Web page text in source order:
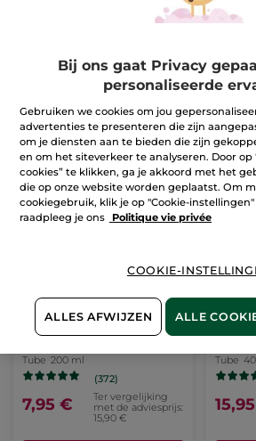
Verzorgingscrème -
(649)
Ter vergelijking
met de
IN
WINKELMANDJE
Sur
Parfum
-50%
Herstellende Aftersun
Tube 200 ml
(372)
7,95 €
Ter vergelijking
met de adviesprijs:
15,90 €
Anti-
50
Tube
Bij ons gaat Privacy
personaliseerde
Gebruiken we cookies om jou
advertenties te presenteren die zijn
om je diensten aan te bieden die zijn
en om het siteverkeer te analyseren. Door op
cookies” te klikken, ga je akkoord met het
die op onze website worden geplaatst. Om
cookiegebruik, klik je op "Cookie-
raadpleeg je ons
Politique vie privée
COOKIE-
ALLES AFWIJZEN ALLE